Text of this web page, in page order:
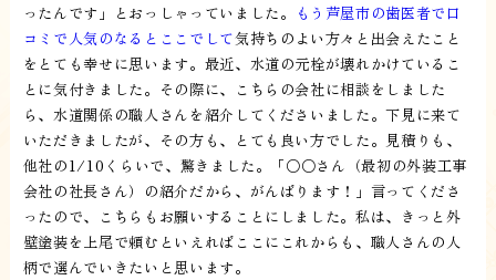
ったんです」とおっしゃっていました。
もう芦屋市の歯医者で口
コミで人気のなるとここでして気持ちのよい方々と出会えたこと
をとても幸せに思います。最近、水道の元栓が壊れかけているこ
とに気付きました。その際に、こちらの会社に相談をしました
ら、水道関係の職人さんを紹介してくださいました。下見に来て
いただきましたが、その方も、とても良い方でした。見積りも、
他社の1/10くらいで、驚きました。「○○さん（最初の外装工事
会社の社長さん）の紹介だから、がんばります！」言ってくださ
ったので、こちらもお願いすることにしました。私は、きっと外
壁塗装を上尾で頼むといえればここにこれからも、職人さんの人
柄で選んでいきたいと思います。